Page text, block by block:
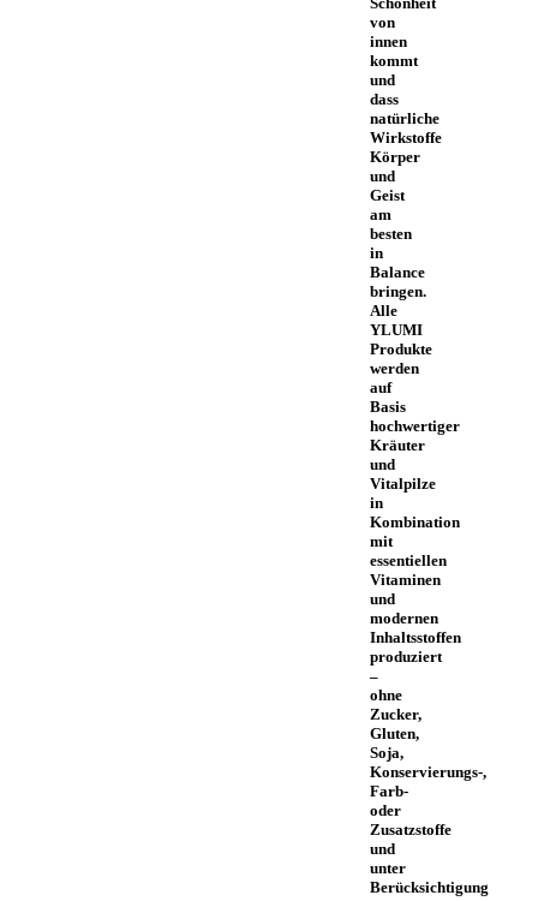
von
innen
kommt
und
dass
natürliche
Wirkstoffe
Körper
und
Geist
am
besten
in
Balance
bringen.
Alle
YLUMI
Produkte
werden
auf
Basis
hochwertiger
Kräuter
und
Vitalpilze
in
Kombination
mit
essentiellen
Vitaminen
und
modernen
Inhaltsstoffen
produziert
–
ohne
Zucker,
Gluten,
Soja,
Konservierungs-,
Farb-
oder
Zusatzstoffe
und
unter
Berücksichtigung